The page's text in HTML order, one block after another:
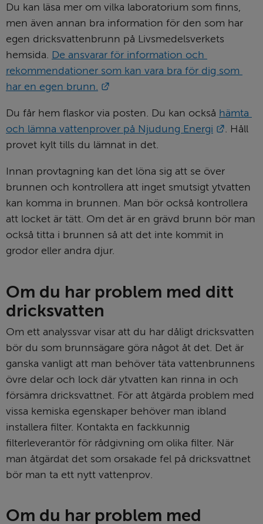
Du kan läsa mer om vilka laboratorium som finns,
men även annan bra information för den som har
egen dricksvattenbrunn på Livsmedelsverkets
hemsida. De ansvarar för information och
rekommendationer som kan vara bra för dig som
har en egen brunn.
Du får hem flaskor via posten. Du kan också hämta
och lämna vattenprover på Njudung Energi
Länk
. Håll
provet kylt tills du lämnat in det.
Innan provtagning kan det löna sig att se över
brunnen och kontrollera att inget smutsigt ytvatten
kan komma in brunnen. Man bör också kontrollera
att locket är tätt. Om det är en grävd brunn bör man
också titta i brunnen så att det inte kommit in
grodor eller andra djur.
Om du har problem med ditt
dricksvatten
Om ett analyssvar visar att du har dåligt dricksvatten
bör du som brunns­ägare göra något åt det. Det är
ganska vanligt att man behöver täta vattenbrunnens
övre delar och lock där ytvatten kan rinna in och
försämra dricksvattnet. För att åtgärda problem med
vissa kemiska egenskaper behöver man ibland
installera filter. Kontakta en fackkunnig
filterleverantör för rådgivning om olika filter. När
man åtgärdat det som orsakade fel på dricksvattnet
bör man ta ett nytt vattenprov.
Om du har problem med